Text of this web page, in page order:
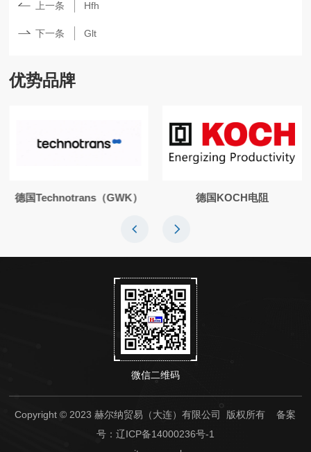
上一条 Hfh
下一条 Glt
优势品牌
德国Technotrans（GWK） 德国KOCH电阻
微信二维码
Copyright © 2023 赫尔纳贸易（大连）有限公司 版权所有备案
号：辽ICP备14000236号-1